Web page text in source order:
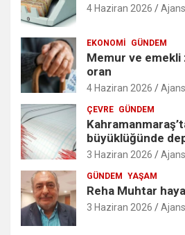
4 Haziran 2026
EKONOMI GÜNDEM
Memur ve emekli
oran
4 Haziran 2026
ÇEVRE GÜNDEM
büyüklüğünde
3 Haziran 2026
GÜNDEM YAŞAM
Reha Muhtar
3 Haziran 2026